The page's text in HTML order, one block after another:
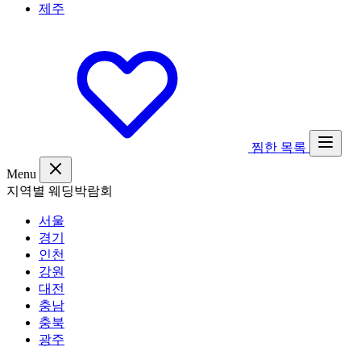
제주
찜한 목록
Menu
지역별 웨딩박람회
서울
경기
인천
강원
대전
충남
충북
광주